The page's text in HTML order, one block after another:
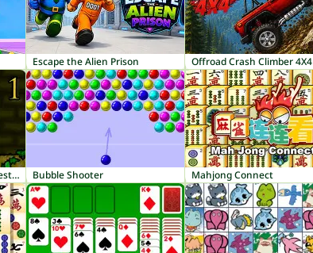
Escape the Alien Prison Offroad Crash Climber 4X4
Fireboy and Watergirl 1: Forest Temple Bubble Shooter Mahjong Connect